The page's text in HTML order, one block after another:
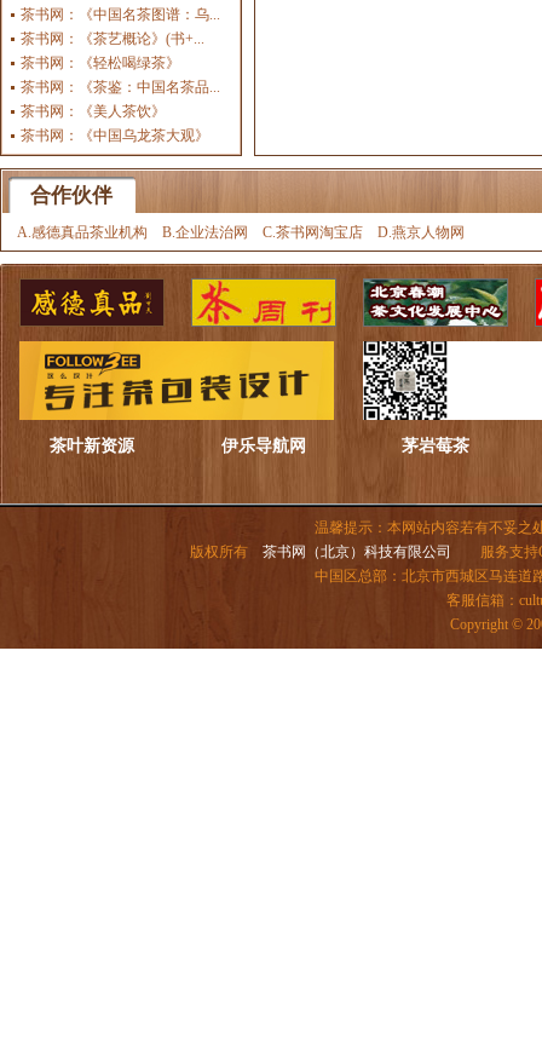
茶书网：《中国名茶图谱：乌...
茶书网：《茶艺概论》(书+...
茶书网：《轻松喝绿茶》
茶书网：《茶鉴：中国名茶品...
茶书网：《美人茶饮》
茶书网：《中国乌龙茶大观》
合作伙伴
A.感德真品茶业机构 B.企业法治网 C.茶书网淘宝店 D.燕京人物网
茶叶新资源 伊乐导航网 茅岩莓茶
温馨提示：本网站内容若有不妥之
版权所有茶书网（北京）科技有限公司
服务支持
中国区总部：北京市西城区马连道
客服信箱：
Copyright ©